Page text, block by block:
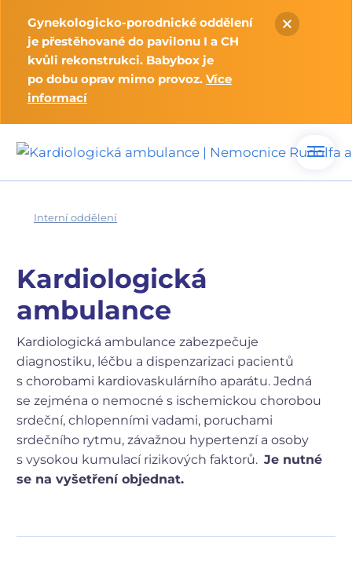
Gynekologicko-porodnické oddělení
je přestěhované do pavilonu I a CH
kvůli rekonstrukci. Babybox je
po dobu oprav mimo provoz. Více
informací
Interní oddělení
Kardiologická
ambulance
Kardiologická ambulance zabezpečuje
diagnostiku, léčbu a dispenzarizaci pacientů
s chorobami kardiovaskulárního aparátu. Jedná
se zejména o nemocné s ischemickou chorobou
srdeční, chlopenními vadami, poruchami
srdečního rytmu, závažnou hypertenzí a osoby
s vysokou kumulací rizikových faktorů. Je nutné
se na vyšetření objednat.